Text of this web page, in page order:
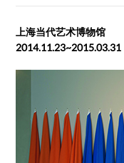
上海当代艺术博物馆
2014.11.23~2015.03.31